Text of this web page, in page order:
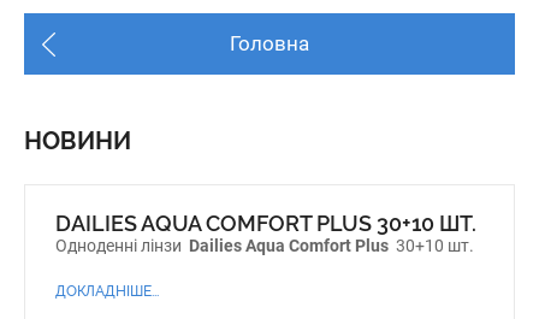
Головна
НОВИНИ
DAILIES AQUA COMFORT PLUS 30+10 ШТ.
Одноденні лінзи Dailies Aqua Comfort Plus 30+10 шт.
ДОКЛАДНІШЕ...